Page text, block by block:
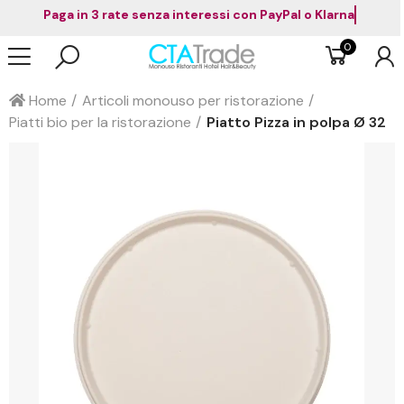
Paga in 3 rate senza interessi con PayPal o Klarna
0
Home
Articoli monouso per ristorazione
Piatti bio per la ristorazione
Piatto Pizza in polpa Ø 32